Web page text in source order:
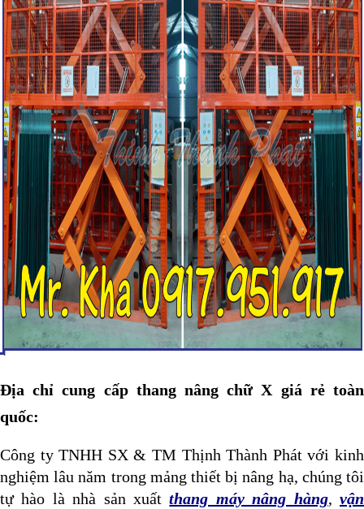
Địa chỉ cung cấp thang nâng chữ X giá rẻ toàn
quốc:
Công ty TNHH SX & TM Thịnh Thành Phát với kinh
nghiệm lâu năm trong mảng thiết bị nâng hạ, chúng tôi
tự hào là nhà sản xuấtthang máy nâng hàng,vận